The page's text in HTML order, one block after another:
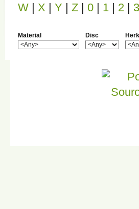
W | X | Y | Z | 0 | 1 | 2 | 3
Material Disc